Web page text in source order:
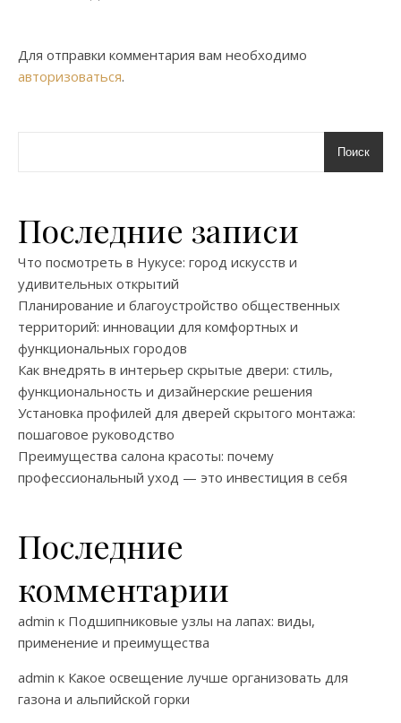
Для отправки комментария вам необходимо
авторизоваться.
Поиск
Последние записи
Что посмотреть в Нукусе: город искусств и
удивительных открытий
Планирование и благоустройство общественных
территорий: инновации для комфортных и
функциональных городов
Как внедрять в интерьер скрытые двери: стиль,
функциональность и дизайнерские решения
Установка профилей для дверей скрытого монтажа:
пошаговое руководство
Преимущества салона красоты: почему
профессиональный уход — это инвестиция в себя
Последние
комментарии
admin к Подшипниковые узлы на лапах: виды,
применение и преимущества
admin к Какое освещение лучше организовать для
газона и альпийской горки